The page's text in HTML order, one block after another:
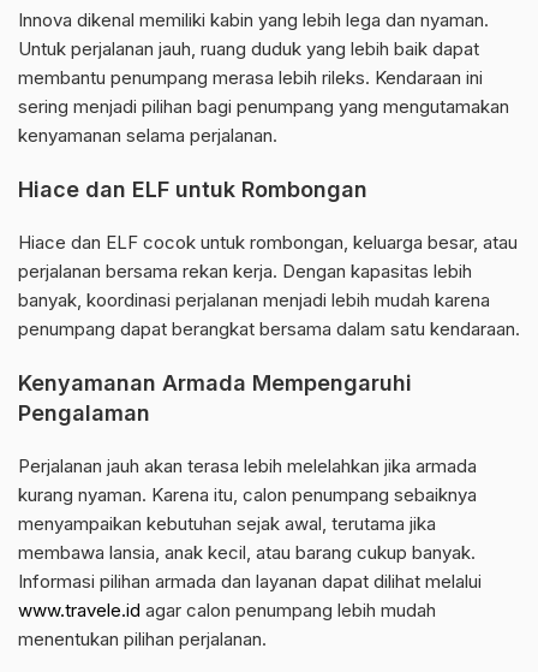
Innova dikenal memiliki kabin yang lebih lega dan nyaman.
Untuk perjalanan jauh, ruang duduk yang lebih baik dapat
membantu penumpang merasa lebih rileks. Kendaraan ini
sering menjadi pilihan bagi penumpang yang mengutamakan
kenyamanan selama perjalanan.
Hiace dan ELF untuk Rombongan
Hiace dan ELF cocok untuk rombongan, keluarga besar, atau
perjalanan bersama rekan kerja. Dengan kapasitas lebih
banyak, koordinasi perjalanan menjadi lebih mudah karena
penumpang dapat berangkat bersama dalam satu kendaraan.
Kenyamanan Armada Mempengaruhi
Pengalaman
Perjalanan jauh akan terasa lebih melelahkan jika armada
kurang nyaman. Karena itu, calon penumpang sebaiknya
menyampaikan kebutuhan sejak awal, terutama jika
membawa lansia, anak kecil, atau barang cukup banyak.
Informasi pilihan armada dan layanan dapat dilihat melalui
www.travele.id agar calon penumpang lebih mudah
menentukan pilihan perjalanan.